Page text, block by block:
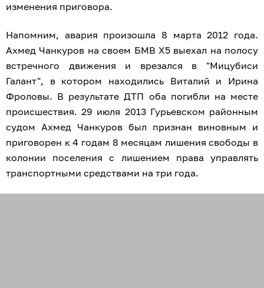
изменения приговора.
Напомним, авария произошла 8 марта 2012 года.
Ахмед Чанкуров на своем БМВ Х5 выехал на полосу
встречного движения и врезался в "Мицубиси
Галант", в котором находились Виталий и Ирина
Фроловы. В результате ДТП оба погибли на месте
происшествия. 29 июля 2013 Гурьевском районным
судом Ахмед Чанкуров был признан виновным и
приговорен к 4 годам 8 месяцам лишения свободы в
колонии поселения с лишением права управлять
транспортными средствами на три года.